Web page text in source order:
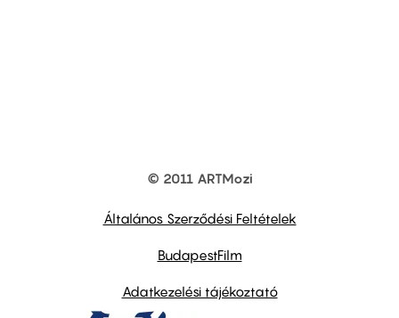
© 2011 ARTMozi
Általános Szerződési Feltételek
BudapestFilm
Adatkezelési tájékoztató